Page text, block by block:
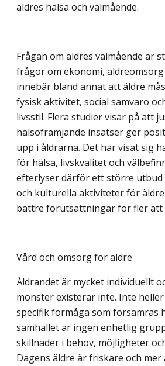
äldres hälsa och välmående.
Frågan om äldres välmående är
frågor om ekonomi,
innebär bland annat att äldre
fysisk aktivitet, social samvaro
livsstil. Flera studier visar på att
hälsofrämjande insatser ger
upp i åldrarna. Det har visat sig
för hälsa, livskvalitet och
efterlyser därför ett större utbud
och kulturella aktiviteter för
bättre förutsättningar för fler att
Vård och omsorg för äldre
Åldrandet är mycket individuellt
mönster existerar inte. Inte
specifik förmåga som försämras
samhället är ingen enhetlig
skillnader i behov, möjligheter
Dagens äldre är friskare och mer